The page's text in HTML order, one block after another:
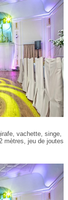
vachette, singe,
mètres, jeu de joutes